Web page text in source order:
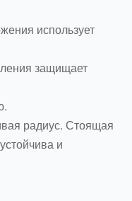
использует
защищает
радиус. Стоящая
и